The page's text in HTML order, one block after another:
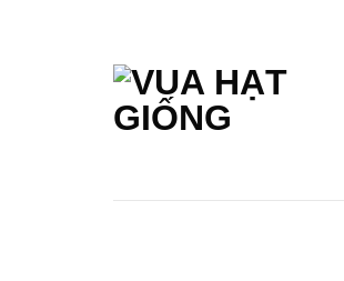
content